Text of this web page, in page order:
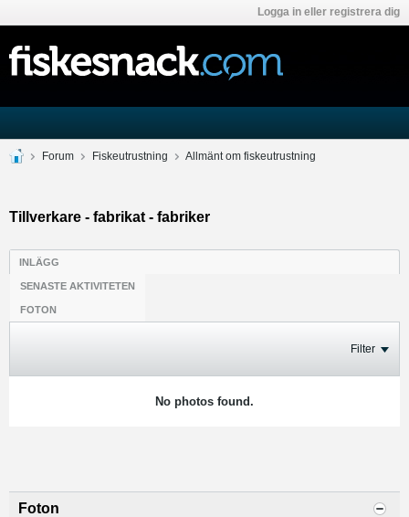
Logga in eller registrera dig
Forum Fiskeutrustning Allmänt om fiskeutrustning
Tillverkare - fabrikat - fabriker
INLÄGG
SENASTE AKTIVITETEN
FOTON
Filter
No photos found.
Foton